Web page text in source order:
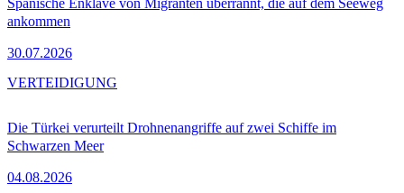
ankommen
30.07.2026
Die Türkei verurteilt Drohnenangriffe auf zwei Schiffe im
Schwarzen Meer
04.08.2026
VERTEIDIGUNG